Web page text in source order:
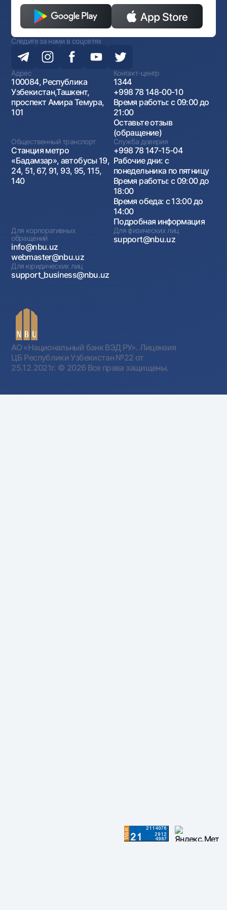
Следите за нами в соцсетях
Адрес
100084, Республика
Узбекистан,Ташкент,
проспект Амира Темура,
101
Контакт-центр
1344
+998 78 148-00-10
Время работы: с 09:00 до
21:00
Оставьте отзыв
(обращение)
Общественный транспорт
Станция метро
«Бадамзар», автобусы 19,
24, 51, 67, 91, 93, 95, 115,
140
Служба доверия
+998 78 147-15-04
Рабочие дни: с
понедельника по пятницу
Время работы: с 09:00 до
18:00
Время обеда: с 13:00 до
14:00
Подробная информация
Для корпоративных
обращений
info@nbu.uz
webmaster@nbu.uz
Для физических лиц
support@nbu.uz
Для юридических лиц
support_business@nbu.uz
АО «Национальный банк ВЭД РУ». Лицензия
ЦБ Республики Узбекистан №22 от
25.12.2021г. © 2026 Все права защищены.